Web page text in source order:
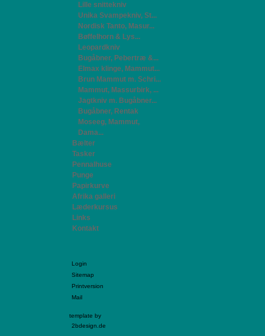
Lille snittekniv
Unika Svampekniv, St...
Nordisk Tanto, Masur...
Bøffelhorn & Lys...
Leopardkniv
Bugåbner, Pebertræ &...
Elmax klinge, Mammut...
Brun Mammut m. Schri...
Mammut, Massurbirk, ...
Jagtkniv m. Bugåbner...
Bugåbner, Rentak
Moseeg, Mammut,
Dama...
Bælter
Tasker
Pennalhuse
Punge
Papirkurve
Afrika galleri
Læderkursus
Links
Kontakt
Login
Sitemap
Printversion
Mail
template by
2bdesign.de